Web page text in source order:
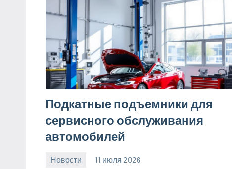
Подкатные подъемники для
сервисного обслуживания
автомобилей
Новости 11 июля 2026